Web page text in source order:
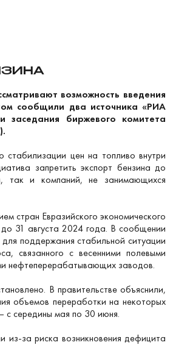
возможность введения
сообщили два источника «РИА
заседания биржевого комитета
цен на топливо внутри
запретить экспорт бензина до
так и компаний, не занимающихся
стран Евразийского экономического
31 августа 2024 года. В сообщении
поддержания стабильной ситуации
связанного с весенними полевыми
нефтеперерабатывающих заводов.
В правительстве объяснили,
объемов переработки на некоторых
с середины мая по 30 июня.
за риска возникновения дефицита